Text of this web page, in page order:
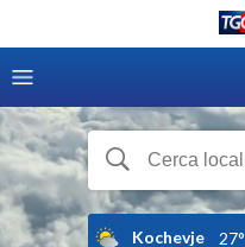
Kochevje 27°